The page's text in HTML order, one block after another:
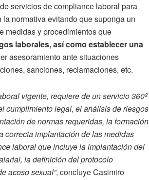
servicios de compliance laboral para
normativa evitando que suponga un
medidas y procedimientos que
laborales, así como establecer una
asesoramiento ante situaciones
sanciones, reclamaciones, etc.
vigente, requiere de un servicio 360º
cumplimiento legal, el análisis de riesgos
de normas requeridas, la formación
correcta implantación de las medidas
laboral que incluye la implantación del
la definición del protocolo
acoso sexual”, concluye Casimiro